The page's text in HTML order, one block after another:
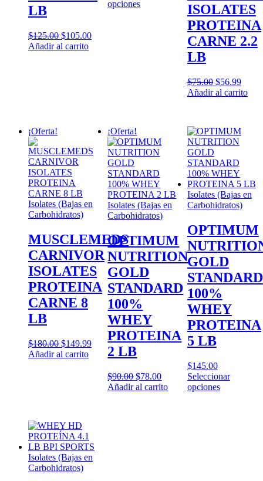
LB
$125.00 Original
price
$105.00Current
Añadir al carrito
opcionesEste
de
producto
ISOLATES
PROTEINA
CARNE 2.2
LB
$75.00 Original
price
$56.99
price
Añadir al carrito
¡Oferta!
Isolates (Bajas en
Carbohidratos)
MUSCLEMEDS
CARNIVOR
ISOLATES
PROTEINA
CARNE 8
LB
$180.00 Original
price
$149.99Current
price
$149.99.
Añadir al carrito
¡Oferta!
Isolates (Bajas en
Carbohidratos)
OPTIMUM
NUTRITION
GOLD
STANDARD
100%
WHEY
PROTEINA
2 LB
$90.00 Original
price
$78.00Current
price
Añadir al carrito
Isolates (Bajas en
Carbohidratos)
OPTIMUM
GOLD
STANDARD
100%
WHEY
PROTEINA
5 LB
$145.00
Seleccionar
opcionesEste
Isolates (Bajas en
Carbohidratos)